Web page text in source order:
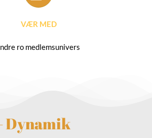
VÆR MED
ro medlemsunivers
Dynamik